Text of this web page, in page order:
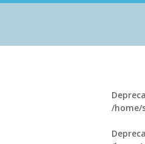
/home/